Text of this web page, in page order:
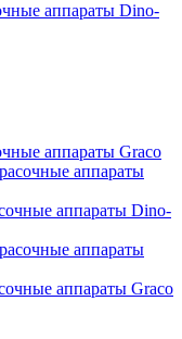
аппараты Dino-
аппараты Graco
аппараты Dino-
аппараты Graco